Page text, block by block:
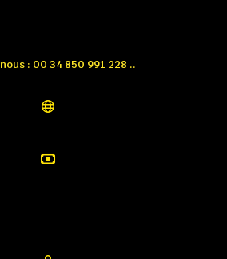
: 00 34 850 991 228 ..